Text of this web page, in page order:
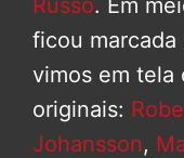
Russo. Em
ficou
vimos em tela
originais:
Johansson,